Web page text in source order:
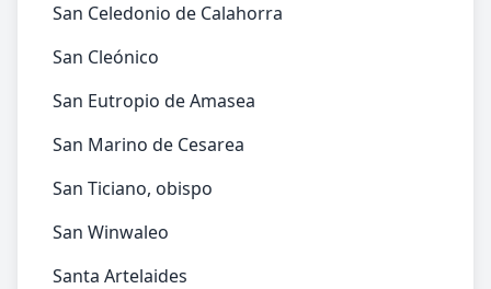
San Celedonio de Calahorra
San Cleónico
San Eutropio de Amasea
San Marino de Cesarea
San Ticiano, obispo
San Winwaleo
Santa Artelaides